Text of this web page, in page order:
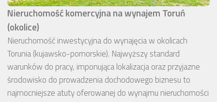
Nieruchomość komercyjna na wynajem Toruń
(okolice)
Nieruchomość inwestycyjna do wynajęcia w okolicach
Torunia (kujawsko-pomorskie). Najwyższy standard
warunków do pracy, imponująca lokalizacja oraz przyjazne
środowisko do prowadzenia dochodowego biznesu to
najmocniejsze atuty oferowanej do wynajmu nieruchomości